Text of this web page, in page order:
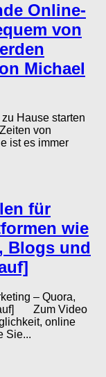
Online-
von
Michael
Hause starten
von
ist es immer
für
wie
Blogs und
– Quora,
Zum Video
online
Sie...